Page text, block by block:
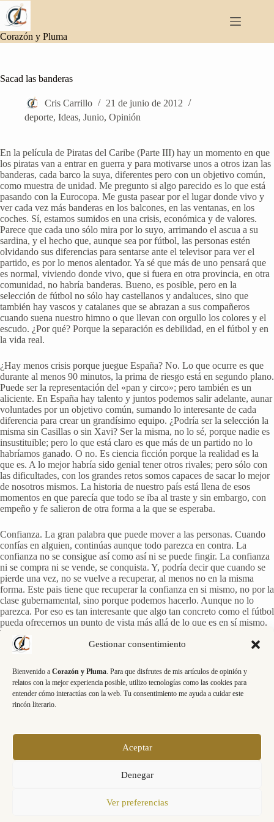
Gestionar consentimiento
Bienvenido a Corazón y Pluma. Para que disfrutes de mis artículos de opinión y
relatos con la mejor experiencia posible, utilizo tecnologías como las cookies para
entender cómo interactúas con la web. Tu consentimiento me ayuda a cuidar este
rincón literario.
Aceptar
Denegar
Ver preferencias
Saltar
contenido
Corazón y Pluma
Sacad las banderas
Cris Carrillo
21 de junio de 2012
deporte, Ideas, Junio, Opinión
En la película de Piratas del Caribe (Parte III) hay un momento en que
los piratas van a entrar en guerra y para motivarse unos a otros izan las
banderas, cada barco la suya, diferentes pero con un objetivo común,
como muestra de unidad. Me pregunto si algo parecido es lo que está
pasando con la Eurocopa. Me gusta pasear por el lugar donde vivo y
ver cada vez más banderas en los balcones, en las ventanas, en los
coches. Sí, estamos sumidos en una crisis, económica y de valores.
Parece que cada uno sólo mira por lo suyo, arrimando el ascua a su
sardina, y el hecho que, aunque sea por fútbol, las personas estén
olvidando sus diferencias para sentarse ante el televisor para ver el
partido, es por lo menos alentador. Ya sé que más de uno pensará que
es normal, viviendo donde vivo, que si fuera en otra provincia, en otra
comunidad, no habría banderas. Bueno, es posible, pero en la
selección de fútbol no sólo hay castellanos y andaluces, sino que
también hay vascos y catalanes que se abrazan a sus compañeros
cuando suena nuestro himno o que llevan con orgullo los colores y el
escudo. ¿Por qué? Porque la separación es debilidad, en el fútbol y en
la vida real.
¿Hay menos crisis porque juegue España? No. Lo que ocurre es que
durante al menos 90 minutos, la prima de riesgo está en segundo plano.
Puede ser la representación del «pan y circo»; pero también es un
aliciente. En España hay talento y juntos podemos salir adelante, aunar
voluntades por un objetivo común, sumando lo interesante de cada
diferencia para crear un grandísimo equipo. ¿Podría ser la selección la
misma sin Casillas o sin Xavi? Ser la misma, no lo sé, porque nadie es
insustituible; pero lo que está claro es que más de un partido no lo
habríamos ganado. O no. Es ciencia ficción porque la realidad es la
que es. A lo mejor habría sido genial tener otros rivales; pero sólo con
las dificultades, con los grandes retos somos capaces de sacar lo mejor
de nosotros mismos. La historia de nuestro país está llena de esos
momentos en que parecía que todo se iba al traste y sin embargo, con
empeño y fe salieron de otra forma a la que se esperaba.
Confianza. La gran palabra que puede mover a las personas. Cuando
confías en alguien, continúas aunque todo parezca en contra. La
confianza no se consigue así como así ni se puede fingir. La confianza
ni se compra ni se vende, se conquista. Y, podría decir que cuando se
pierde una vez, no se vuelve a recuperar, al menos no en la misma
forma. Este pais tiene que recuperar la confianza en si mismo, no por la
clase gubernamental, sino porque podemos hacerlo. Aunque no lo
parezca. Por eso es tan interesante que algo tan concreto como el fútbol
pueda ofrecernos un punto de vista más allá de lo que es en sí mismo.
Todo puede servirnos de señal para conseguir nuestros objetivos. Todo
depende de estar centrados en mirar lo que queremos y tener un plan
para conseguirlo. Flexible, dinámico, con un punto de improvisación;
pero con un plan. Igual que cuando jugamos o conducimos, cuando
realizamos nuestras actividades cotidianas.
Por ello, es bueno sacar las banderas y animar. Porque animándolos a
fuerzas renovadas. Nuestra felicidad no depende de otros que no
seamos nosotros mismos, por supuesto. Mas, todo se puede aprovechar
en nuestro beneficio, para disfrutar más, incluso de lo malo o de lo